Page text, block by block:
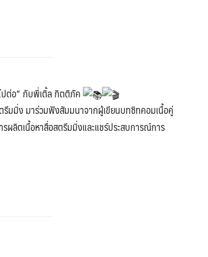
ปต่อ“ กับพี่เติ้ล กิตติภัค
มมิ่ง มาร่วมฟังสัมมนาจากผู้เขียนบทซิทคอมเนื้อคู่
ผลิตเนื้อหาสื่อสตรีมมิ่งและแชร์ประสบการณ์การ